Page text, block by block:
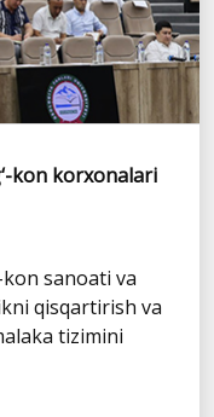
kon korxonalari
kon sanoati va
qisqartirish va
tizimini